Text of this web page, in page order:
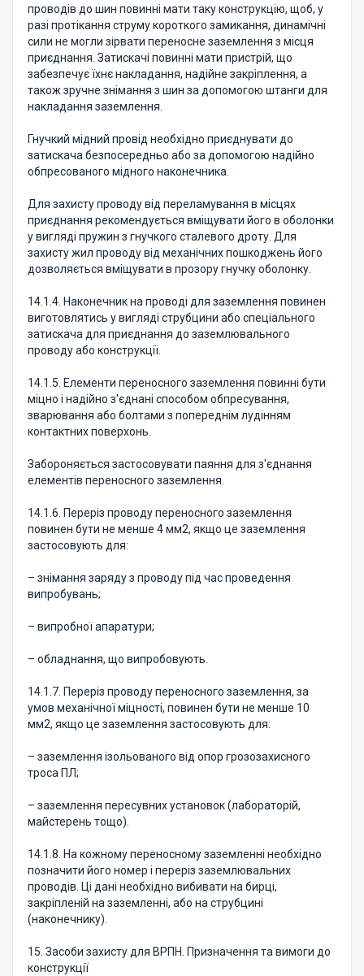
проводів до шин повинні мати таку конструкцію, щоб, у
разі протікання струму короткого замикання, динамічні
сили не могли зірвати переносне заземлення з місця
приєднання. Затискачі повинні мати пристрій, що
забезпечує їхнє накладання, надійне закріплення, а
також зручне знімання з шин за допомогою штанги для
накладання заземлення.
Гнучкий мідний провід необхідно приєднувати до
затискача безпосередньо або за допомогою надійно
обпресованого мідного наконечника.
Для захисту проводу від переламування в місцях
приєднання рекомендується вміщувати його в оболонки
у вигляді пружин з гнучкого сталевого дроту. Для
захисту жил проводу від механічних пошкоджень його
дозволяється вміщувати в прозору гнучку оболонку.
14.1.4. Наконечник на проводі для заземлення повинен
виготовлятись у вигляді струбцини або спеціального
затискача для приєднання до заземлювального
проводу або конструкції.
14.1.5. Елементи переносного заземлення повинні бути
міцно і надійно з'єднані способом обпресування,
зварювання або болтами з попереднім лудінням
контактних поверхонь.
Забороняється застосовувати паяння для з'єднання
елементів переносного заземлення.
14.1.6. Переріз проводу переносного заземлення
повинен бути не менше 4 мм2, якщо це заземлення
застосовують для:
– знімання заряду з проводу під час проведення
випробувань;
– випробної апаратури;
– обладнання, що випробовують.
14.1.7. Переріз проводу переносного заземлення, за
умов механічної міцності, повинен бути не менше 10
мм2, якщо це заземлення застосовують для:
– заземлення ізольованого від опор грозозахисного
троса ПЛ;
– заземлення пересувних установок (лабораторій,
майстерень тощо).
14.1.8. На кожному переносному заземленні необхідно
позначити його номер і переріз заземлювальних
проводів. Ці дані необхідно вибивати на бирці,
закріпленій на заземленні, або на струбцині
(наконечнику).
15. Засоби захисту для ВРПН. Призначення та вимоги до
конструкції